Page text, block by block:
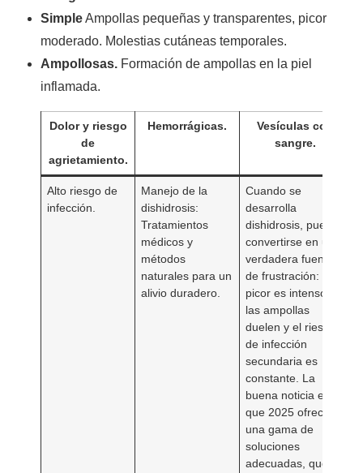
SimpleAmpollas pequeñas y transparentes, picor
moderado. Molestias cutáneas temporales.
Ampollosas. Formación de ampollas en la piel
inflamada.
Dolor y riesgo
de
agrietamiento.
Hemorrágicas.
Vesículas con
sangre.
Alto riesgo de
infección.
Manejo de la
dishidrosis:
Tratamientos
médicos y
métodos
naturales para un
alivio duradero.
Cuando se
desarrolla
dishidrosis, puede
convertirse en una
verdadera fuente
de frustración: el
picor es intenso,
las ampollas
duelen y el riesgo
de infección
secundaria es
constante. La
buena noticia es
que 2025 ofrece
una gama de
soluciones
adecuadas, que